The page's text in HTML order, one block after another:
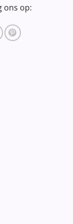
ons op: